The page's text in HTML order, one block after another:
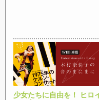
少女たちに自由を！ ヒロ